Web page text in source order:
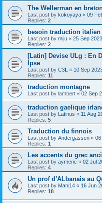
The Wellerman en
Last post by kokoyaya « 09
Replies: 2
besoin traduction italien
Last post by miju « 25 Sep
Replies: 2
[Latin] Devise ULg : En
Ipse
Last post by C3L « 10 Sep
Replies: 11
traduction montagne
Last post by lambert « 02 Sep
traduction gaelique
Last post by Latinus « 11 Aug
Replies: 5
Traduction du finnois
Last post by Andergassen « 06
Replies: 1
Les accents du grec
Last post by aymeric « 02 Jul
Replies: 4
Un prof d'ALbanais au
Last post by Mani14 « 16 Jun
Replies: 18